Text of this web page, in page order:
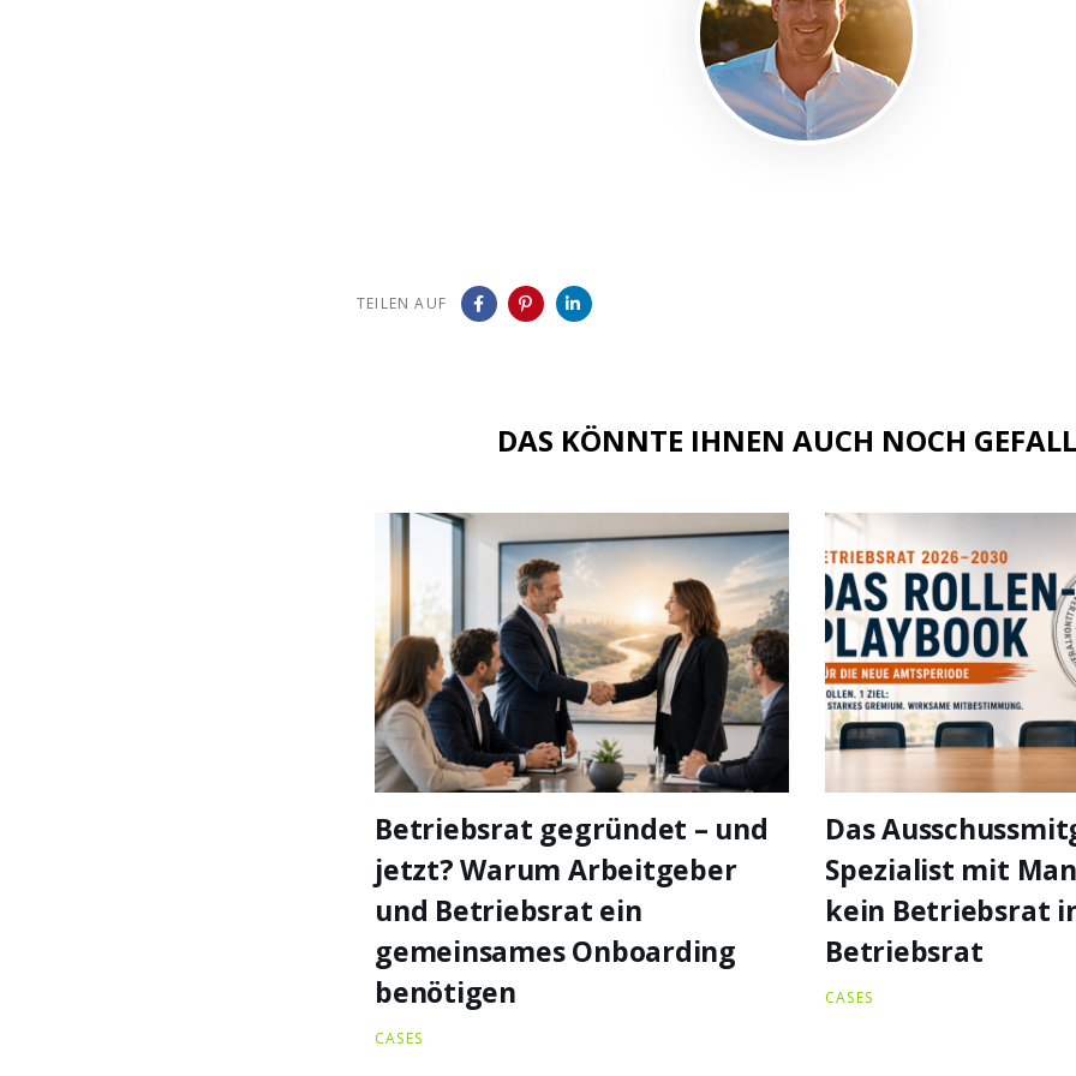
TEILEN AUF
DAS KÖNNTE IHNEN AUCH NOCH
Betriebsrat gegründet – und
jetzt? Warum Arbeitgeber
und Betriebsrat ein
gemeinsames Onboarding
benötigen
CASES
Das
Spezialist mit
kein Betriebsrat
Betriebsrat
CASES